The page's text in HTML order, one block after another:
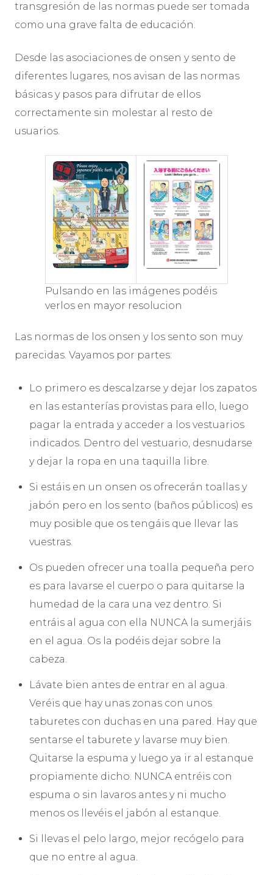
transgresión de las normas puede ser tomada
como una grave falta de educación.
Desde las asociaciones de onsen y sento de
diferentes lugares, nos avisan de las normas
básicas y pasos para difrutar de ellos
correctamente sin molestar al resto de
usuarios.
Pulsando en las imágenes podéis
verlos en mayor resolucion
Las normas de los onsen y los sento son muy
parecidas. Vayamos por partes:
Lo primero es descalzarse y dejar los zapatos
en las estanterías provistas para ello, luego
pagar la entrada y acceder a los vestuarios
indicados. Dentro del vestuario, desnudarse
y dejar la ropa en una taquilla libre.
Si estáis en un onsen os ofrecerán toallas y
jabón pero en los sento (baños públicos) es
muy posible que os tengáis que llevar las
vuestras.
Os pueden ofrecer una toalla pequeña pero
es para lavarse el cuerpo o para quitarse la
humedad de la cara una vez dentro. Si
entráis al agua con ella NUNCA la sumerjáis
en el agua. Os la podéis dejar sobre la
cabeza.
Lávate bien antes de entrar en al agua.
Veréis que hay unas zonas con unos
taburetes con duchas en una pared. Hay que
sentarse el taburete y lavarse muy bien.
Quitarse la espuma y luego ya ir al estanque
propiamente dicho. NUNCA entréis con
espuma o sin lavaros antes y ni mucho
menos os llevéis el jabón al estanque.
Si llevas el pelo largo, mejor recógelo para
que no entre al agua.